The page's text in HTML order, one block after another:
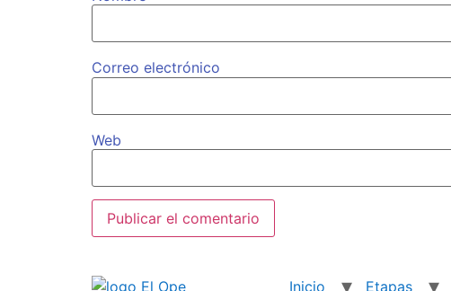
Correo electrónico
Web
Inicio Etapas